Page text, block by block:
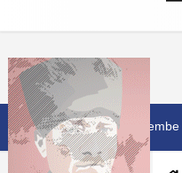
6 Ağustos 2026, Perşembe